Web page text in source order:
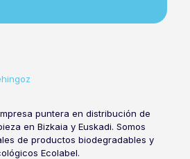
puntera en distribución de
en Bizkaia y Euskadi. Somos
de productos biodegradables y
Ecolabel.